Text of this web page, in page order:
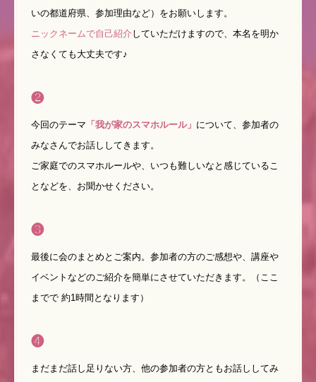
いの都道府県、参加理由など）をお願いします。
ニックネームで自己紹介 していただけますので、本名を明か
さなくても大丈夫です♪
❷
今回のテーマ 「我が家のスマホルール」 について、参加者の
みなさんでお話ししてきます。
ご家庭でのスマホルールや、いつも難しいなと感じているこ
となどを、お聞かせください。
❸
最後に会のまとめとご案内。参加者の方のご感想や、講座や
イベントなどのご紹介を簡単にさせていただきます。（ここ
までで 約1時間となります）
❹
まだまだ話し足りない方、他の参加者の方ともお話ししてみ